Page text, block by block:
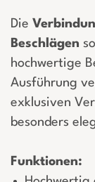
Die
Beschlägen
hochwertige
Ausführung
exklusiven
besonders
Funktionen: